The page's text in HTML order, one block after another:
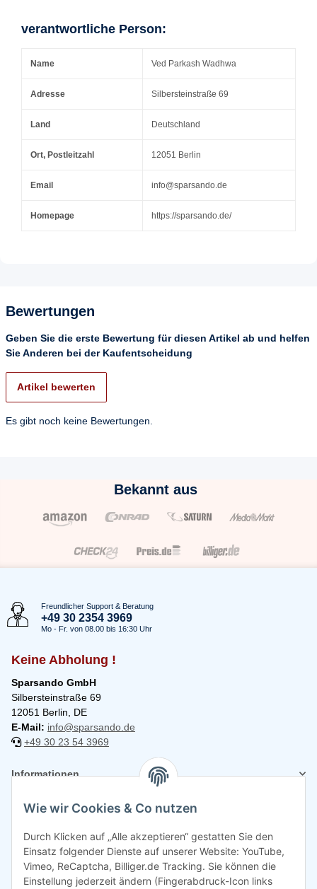
verantwortliche Person:
Name Ved Parkash Wadhwa
Adresse Silbersteinstraße 69
Land Deutschland
Ort, Postleitzahl 12051 Berlin
Email info@sparsando.de
Homepage https://sparsando.de/
Bewertungen
Geben Sie die erste Bewertung für diesen Artikel ab und helfen
Sie Anderen bei der Kaufentscheidung
Artikel bewerten
Es gibt noch keine Bewertungen.
Bekannt aus
Freundlicher Support & Beratung
+49 30 2354 3969
Mo - Fr. von 08.00 bis 16:30 Uhr
Keine Abholung !
Sparsando GmbH
Silbersteinstraße 69
12051 Berlin, DE
E-Mail: info@sparsando.de
+49 30 23 54 3969
Informationen
Rechtliches
Wie wir Cookies & Co nutzen
Durch Klicken auf „Alle akzeptieren“ gestatten Sie den
Einsatz folgender Dienste auf unserer Website: YouTube,
Vimeo, ReCaptcha, Billiger.de Tracking. Sie können die
Einstellung jederzeit ändern (Fingerabdruck-Icon links